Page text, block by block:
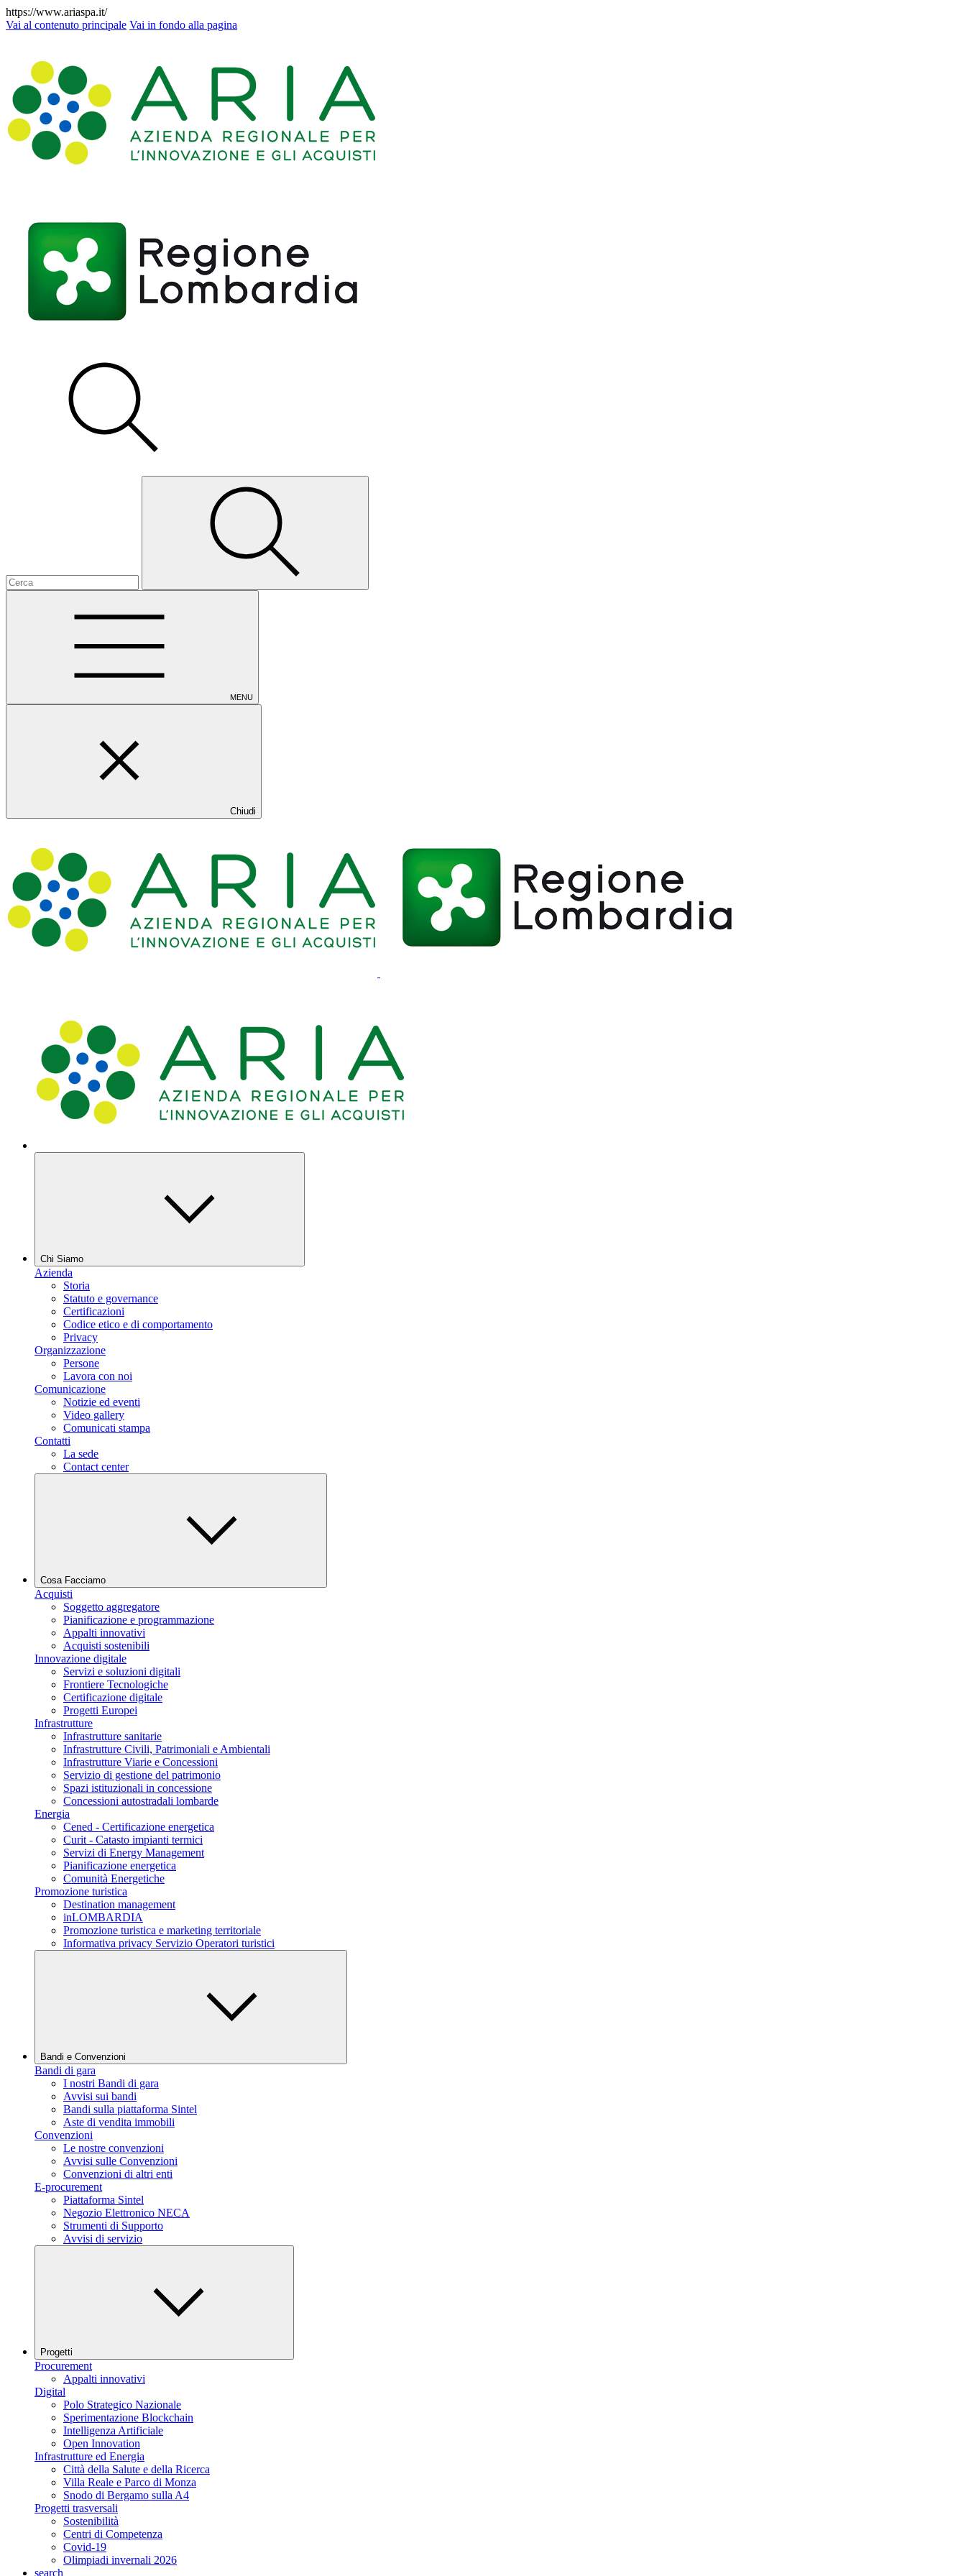
https://www.ariaspa.it/
Vai al contenuto principale Vai in fondo alla pagina
MENU
Chiudi
Chi Siamo
Azienda
Storia
Statuto e governance
Certificazioni
Codice etico e di comportamento
Privacy
Organizzazione
Persone
Lavora con noi
Comunicazione
Notizie ed eventi
Video gallery
Comunicati stampa
Contatti
La sede
Contact center
Cosa Facciamo
Acquisti
Soggetto aggregatore
Pianificazione e programmazione
Appalti innovativi
Acquisti sostenibili
Innovazione digitale
Servizi e soluzioni digitali
Frontiere Tecnologiche
Certificazione digitale
Progetti Europei
Infrastrutture
Infrastrutture sanitarie
Infrastrutture Civili, Patrimoniali e Ambientali
Infrastrutture Viarie e Concessioni
Servizio di gestione del patrimonio
Spazi istituzionali in concessione
Concessioni autostradali lombarde
Energia
Cened - Certificazione energetica
Curit - Catasto impianti termici
Servizi di Energy Management
Pianificazione energetica
Comunità Energetiche
Promozione turistica
Destination management
inLOMBARDIA
Promozione turistica e marketing territoriale
Informativa privacy Servizio Operatori turistici
Bandi e Convenzioni
Bandi di gara
I nostri Bandi di gara
Avvisi sui bandi
Bandi sulla piattaforma Sintel
Aste di vendita immobili
Convenzioni
Le nostre convenzioni
Avvisi sulle Convenzioni
Convenzioni di altri enti
E-procurement
Piattaforma Sintel
Negozio Elettronico NECA
Strumenti di Supporto
Avvisi di servizio
Progetti
Procurement
Appalti innovativi
Digital
Polo Strategico Nazionale
Sperimentazione Blockchain
Intelligenza Artificiale
Open Innovation
Infrastrutture ed Energia
Città della Salute e della Ricerca
Villa Reale e Parco di Monza
Snodo di Bergamo sulla A4
Progetti trasversali
Sostenibilità
Centri di Competenza
Covid-19
Olimpiadi invernali 2026
search